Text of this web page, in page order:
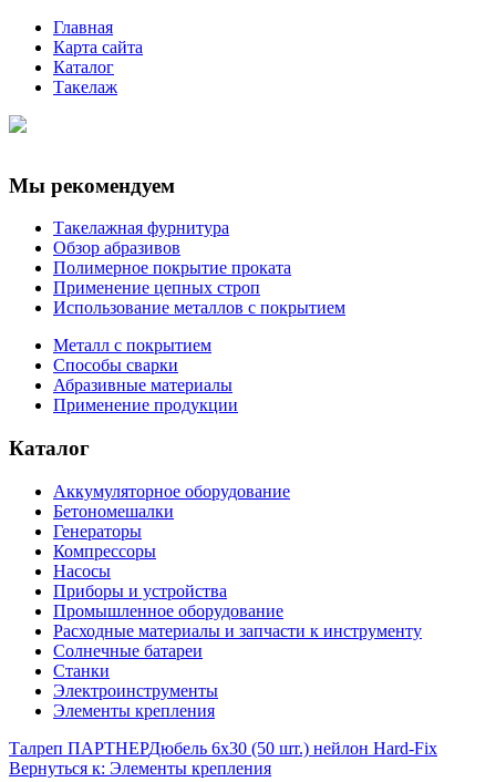
Главная
Карта сайта
Каталог
Такелаж
Мы рекомендуем
Такелажная фурнитура
Обзор абразивов
Полимерное покрытие проката
Применение цепных строп
Использование металлов с покрытием
Металл с покрытием
Способы сварки
Абразивные материалы
Применение продукции
Каталог
Аккумуляторное оборудование
Бетономешалки
Генераторы
Компрессоры
Насосы
Приборы и устройства
Промышленное оборудование
Расходные материалы и запчасти к инструменту
Солнечные батареи
Станки
Электроинструменты
Элементы крепления
Талреп ПАРТНЕРДюбель 6х30 (50 шт.) нейлон Hard-Fix
Вернуться к: Элементы крепления